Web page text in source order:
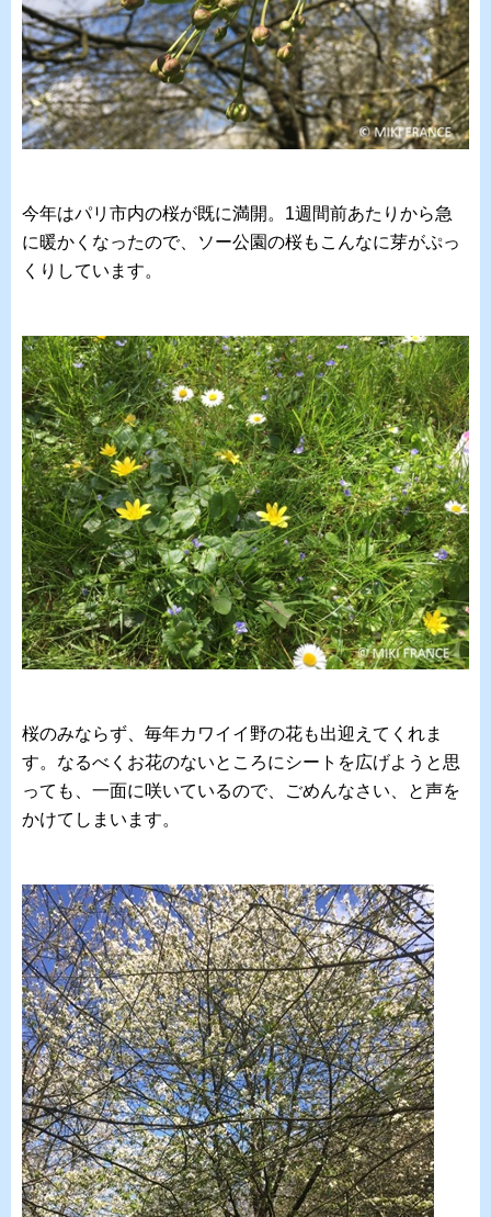
今年はパリ市内の桜が既に満開。1週間前あたりから急
に暖かくなったので、ソー公園の桜もこんなに芽がぷっ
くりしています。
桜のみならず、毎年カワイイ野の花も出迎えてくれま
す。なるべくお花のないところにシートを広げようと思
っても、一面に咲いているので、ごめんなさい、と声を
かけてしまいます。